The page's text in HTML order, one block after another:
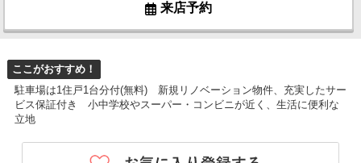
来店予約
ここがおすすめ！
駐車場は1住戸1台分付(無料) 新規リノベーション物件、充実したサー
ビス保証付き 小中学校やスーパー・コンビニが近く、生活に便利な
立地